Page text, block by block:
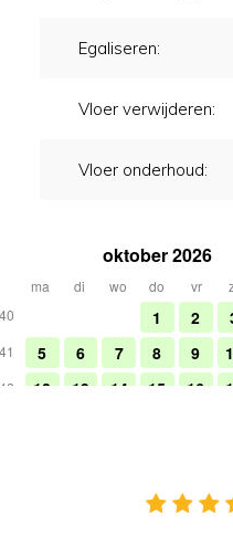
Egaliseren:
Vloer verwijderen:
Vloer onderhoud: